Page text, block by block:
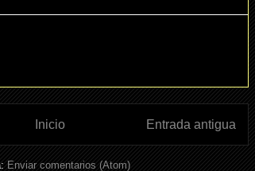
Entrada antigua
Inicio
Enviar comentarios (Atom)